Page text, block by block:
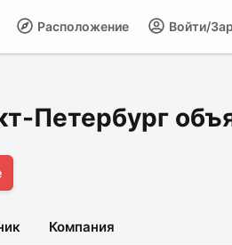
Войти/
Расположение
Петербург
Компания